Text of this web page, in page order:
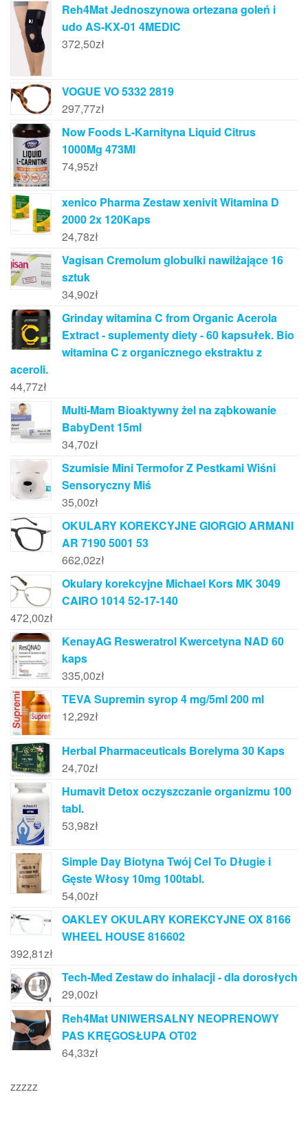
Reh4Mat Jednoszynowa ortezana goleń i
udo AS-KX-01 4MEDIC
372,50zł
VOGUE VO 5332 2819
297,77zł
Now Foods L-Karnityna Liquid Citrus
1000Mg 473Ml
74,95zł
xenico Pharma Zestaw xenivit Witamina D
2000 2x 120Kaps
24,78zł
Vagisan Cremolum globulki nawilżające 16
sztuk
34,90zł
Grinday witamina C from Organic Acerola
Extract - suplementy diety - 60 kapsułek. Bio
witamina C z organicznego ekstraktu z
aceroli.
44,77zł
Multi-Mam Bioaktywny żel na ząbkowanie
BabyDent 15ml
34,70zł
Szumisie Mini Termofor Z Pestkami Wiśni
Sensoryczny Miś
35,00zł
OKULARY KOREKCYJNE GIORGIO ARMANI
AR 7190 5001 53
662,02zł
Okulary korekcyjne Michael Kors MK 3049
CAIRO 1014 52-17-140
472,00zł
KenayAG Resweratrol Kwercetyna NAD 60
kaps
335,00zł
TEVA Supremin syrop 4 mg/5ml 200 ml
12,29zł
Herbal Pharmaceuticals Borelyma 30 Kaps
24,70zł
Humavit Detox oczyszczanie organizmu 100
tabl.
53,98zł
Simple Day Biotyna Twój Cel To Długie i
Gęste Włosy 10mg 100tabl.
54,00zł
OAKLEY OKULARY KOREKCYJNE OX 8166
WHEEL HOUSE 816602
392,81zł
Tech-Med Zestaw do inhalacji - dla dorosłych
29,00zł
Reh4Mat UNIWERSALNY NEOPRENOWY
PAS KRĘGOSŁUPA OT02
64,33zł
zzzzz